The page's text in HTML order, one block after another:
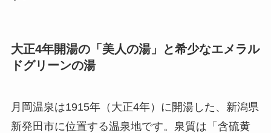
大正4年開湯の「美人の湯」と希少なエメラル
ドグリーンの湯
月岡温泉は1915年（大正4年）に開湯した、新潟県
新発田市に位置する温泉地です。泉質は「含硫黄